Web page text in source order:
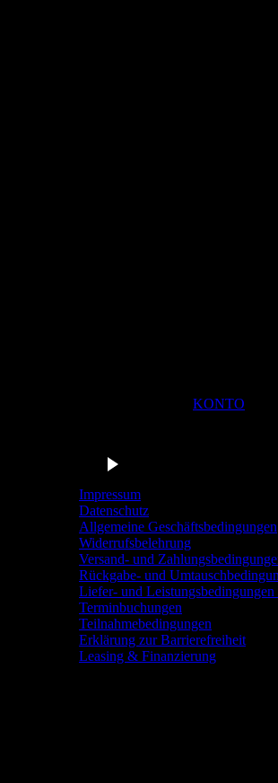
KONTO
Impressum
Datenschutz
Allgemeine Geschäftsbedingungen
Widerrufsbelehrung
Versand- und
Rückgabe- und
Liefer- und Leistungsbedingungen
Terminbuchungen
Teilnahmebedingungen
Erklärung zur Barrierefreiheit
Leasing & Finanzierung